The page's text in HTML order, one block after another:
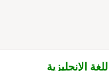
الإنجليزية